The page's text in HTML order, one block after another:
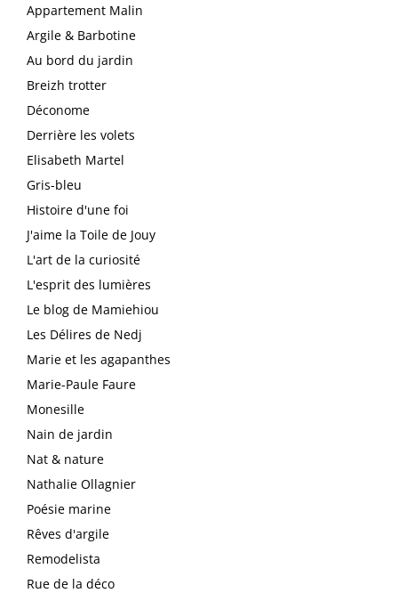
Appartement Malin
Argile & Barbotine
Au bord du jardin
Breizh trotter
Déconome
Derrière les volets
Elisabeth Martel
Gris-bleu
Histoire d'une foi
J'aime la Toile de Jouy
L'art de la curiosité
L'esprit des lumières
Le blog de Mamiehiou
Les Délires de Nedj
Marie et les agapanthes
Marie-Paule Faure
Monesille
Nain de jardin
Nat & nature
Nathalie Ollagnier
Poésie marine
Rêves d'argile
Remodelista
Rue de la déco